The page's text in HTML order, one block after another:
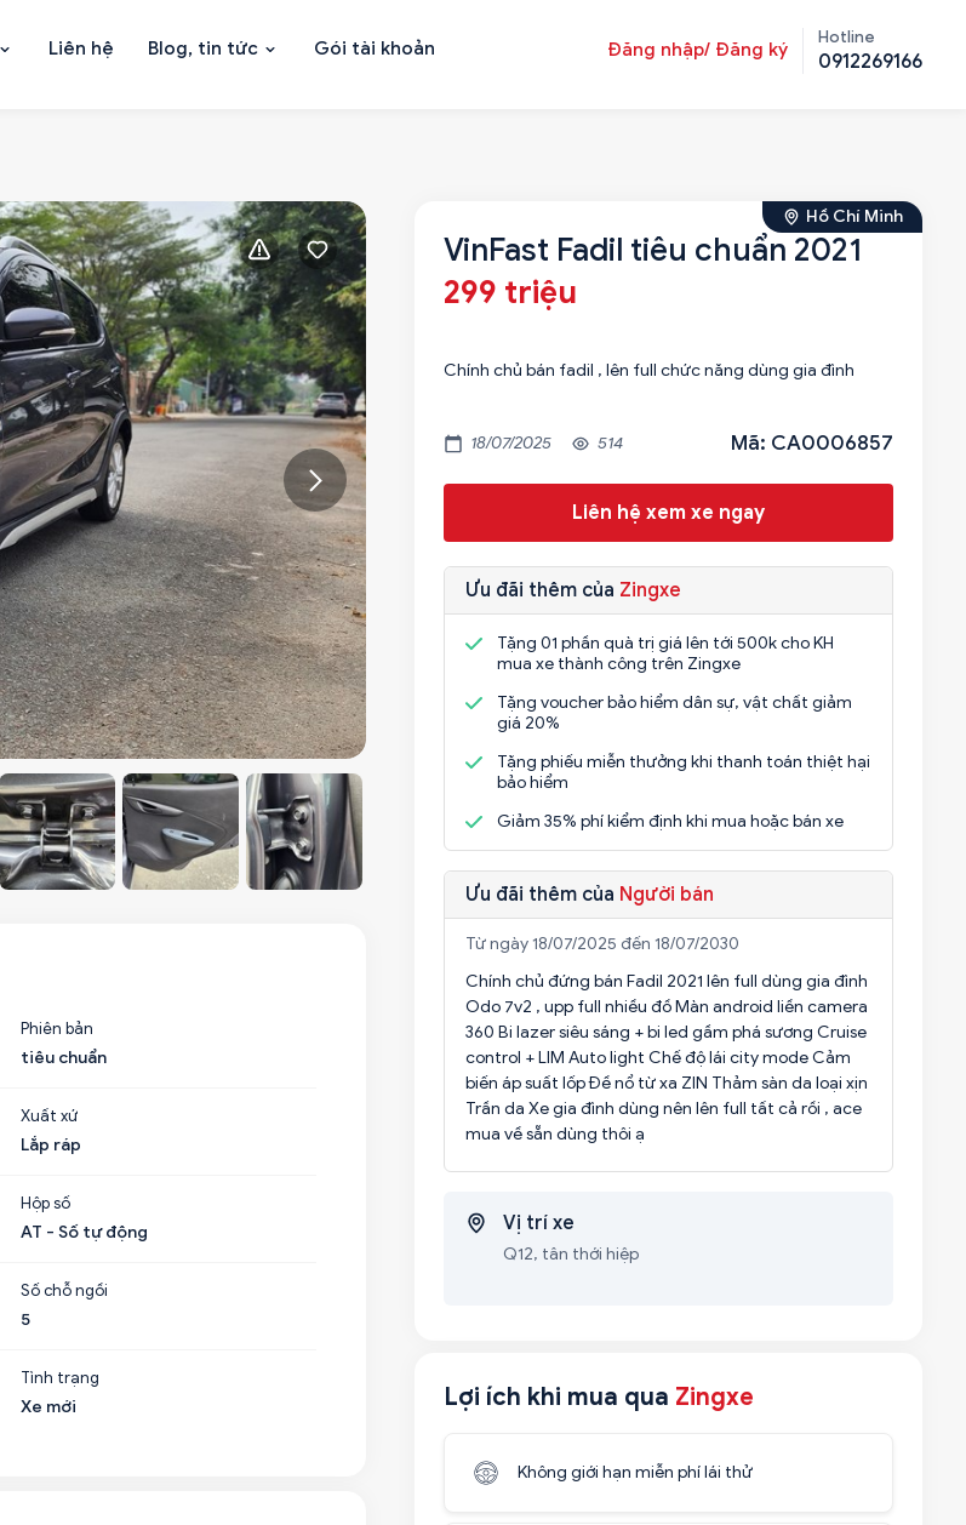
Liên hệ Blog, tin tức Gói tài khoản Đăng nhập/ Đăng ký
Hotline
0912269166
Hồ Chí Minh
VinFast Fadil tiêu chuẩn 2021
299 triệu
Chính chủ bán fadil , lên full chức năng dùng gia đình
18/07/2025 514 Mã: CA0006857
Liên hệ xem xe ngay
Ưu đãi thêm của Zingxe
Tặng 01 phần quà trị giá lên tới 500k cho KH
mua xe thành công trên Zingxe
Tặng voucher bảo hiểm dân sự, vật chất giảm
giá 20%
Tặng phiếu miễn thưởng khi thanh toán thiệt hại
bảo hiểm
Giảm 35% phí kiểm định khi mua hoặc bán xe
Ưu đãi thêm của Người bán
Từ ngày 18/07/2025 đến 18/07/2030
Chính chủ đứng bán Fadil 2021 lên full dùng gia đình
Odo 7v2 , upp full nhiều đồ Màn android liền camera
360 Bi lazer siêu sáng + bi led gầm phá sương Cruise
control + LIM Auto light Chế độ lái city mode Cảm
biến áp suất lốp Đề nổ từ xa ZIN Thảm sàn da loại xịn
Trần da Xe gia đình dùng nên lên full tất cả rồi , ace
mua về sẵn dùng thôi ạ
Vị trí xe
Q12, tân thới hiệp
Lợi ích khi mua qua Zingxe
Không giới hạn miễn phí lái thử
Phiên bản
tiêu chuẩn
Xuất xứ
Lắp ráp
Hộp số
AT - Số tự động
Số chỗ ngồi
5
Tình trạng
Xe mới